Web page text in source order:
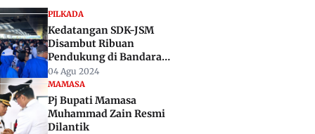
PILKADA
Kedatangan SDK-JSM
Disambut Ribuan
Pendukung di Bandara
Tampa Padang Mamuju
04 Agu 2024
MAMASA
Pj Bupati Mamasa
Muhammad Zain Resmi
Dilantik